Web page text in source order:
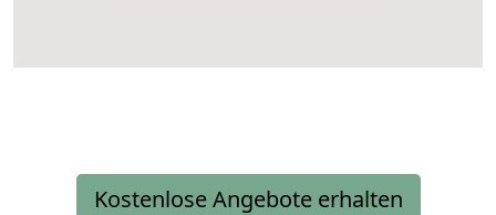
Kostenlose Angebote erhalten